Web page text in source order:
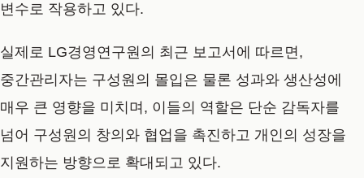
변수로 작용하고 있다.
실제로 LG경영연구원의 최근 보고서에 따르면,
중간관리자는 구성원의 몰입은 물론 성과와 생산성에
매우 큰 영향을 미치며, 이들의 역할은 단순 감독자를
넘어 구성원의 창의와 협업을 촉진하고 개인의 성장을
지원하는 방향으로 확대되고 있다.